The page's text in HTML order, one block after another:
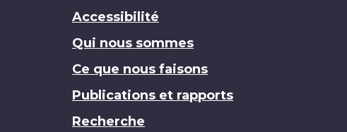
Accessibilité
Qui nous sommes
Ce que nous faisons
Publications et rapports
Recherche